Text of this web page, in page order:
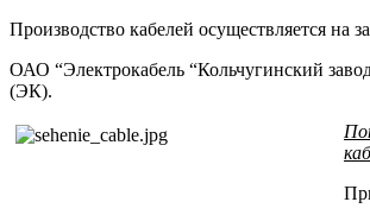
Производство кабелей осуществляется на
ОАО “Электрокабель “Кольчугинский
(ЭК).